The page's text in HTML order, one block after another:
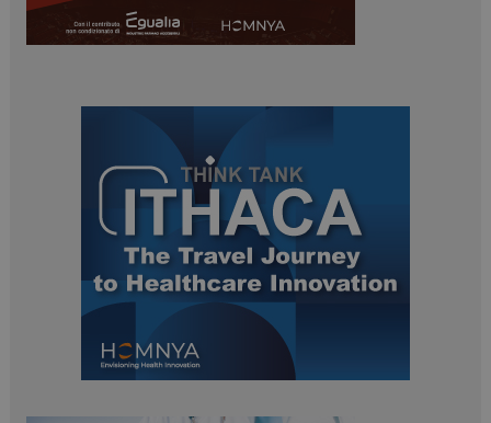
ARRAffinitySameSite
Microsoft Corporation
.www.dailyhealthindustry.it